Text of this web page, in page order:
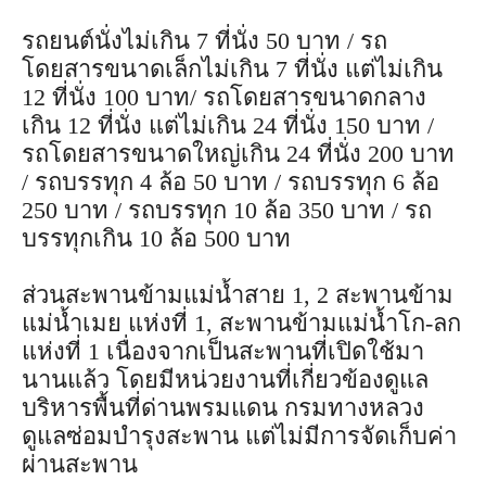
รถยนต์นั่งไม่เกิน 7 ที่นั่ง 50 บาท / รถ
โดยสารขนาดเล็กไม่เกิน 7 ที่นั่ง แต่ไม่เกิน
12 ที่นั่ง 100 บาท/ รถโดยสารขนาดกลาง
เกิน 12 ที่นั่ง แต่ไม่เกิน 24 ที่นั่ง 150 บาท /
รถโดยสารขนาดใหญ่เกิน 24 ที่นั่ง 200 บาท
/ รถบรรทุก 4 ล้อ 50 บาท / รถบรรทุก 6 ล้อ
250 บาท / รถบรรทุก 10 ล้อ 350 บาท / รถ
บรรทุกเกิน 10 ล้อ 500 บาท
ส่วนสะพานข้ามแม่น้ำสาย 1, 2 สะพานข้าม
แม่น้ำเมย แห่งที่ 1, สะพานข้ามแม่น้ำโก-ลก
แห่งที่ 1 เนื่องจากเป็นสะพานที่เปิดใช้มา
นานแล้ว โดยมีหน่วยงานที่เกี่ยวข้องดูแล
บริหารพื้นที่ด่านพรมแดน กรมทางหลวง
ดูแลซ่อมบำรุงสะพาน แต่ไม่มีการจัดเก็บค่า
ผ่านสะพาน